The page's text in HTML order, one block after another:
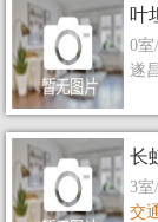
叶
0
遂
长
3
交